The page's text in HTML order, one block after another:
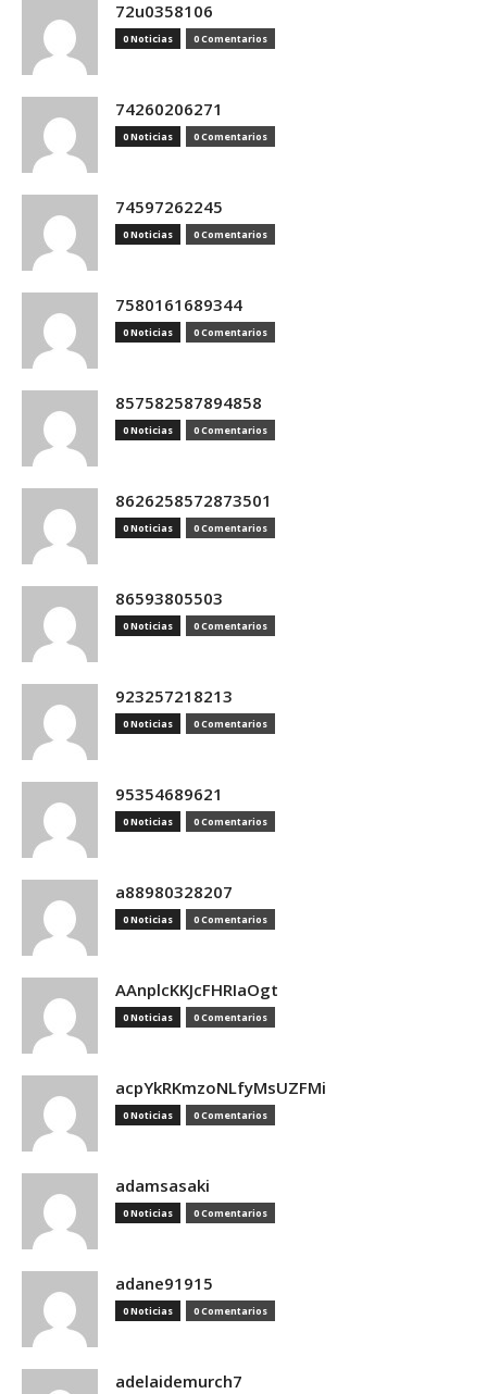
72u0358106
0 Noticias 0 Comentarios
74260206271
0 Noticias 0 Comentarios
74597262245
0 Noticias 0 Comentarios
7580161689344
0 Noticias 0 Comentarios
857582587894858
0 Noticias 0 Comentarios
8626258572873501
0 Noticias 0 Comentarios
86593805503
0 Noticias 0 Comentarios
923257218213
0 Noticias 0 Comentarios
95354689621
0 Noticias 0 Comentarios
a88980328207
0 Noticias 0 Comentarios
AAnplcKKJcFHRIaOgt
0 Noticias 0 Comentarios
acpYkRKmzoNLfyMsUZFMi
0 Noticias 0 Comentarios
adamsasaki
0 Noticias 0 Comentarios
adane91915
0 Noticias 0 Comentarios
adelaidemurch7